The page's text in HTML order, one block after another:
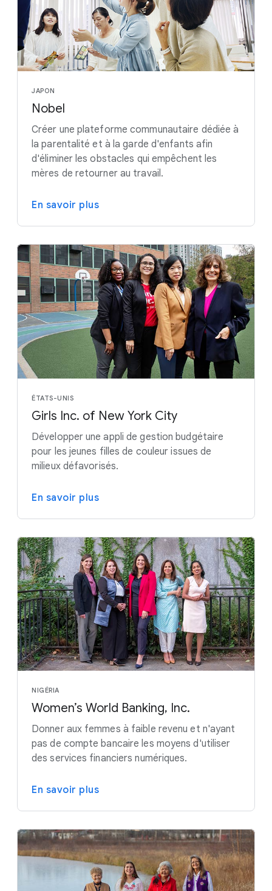
JAPON
Nobel
Créer une plateforme communautaire dédiée à
la parentalité et à la garde d'enfants afin
d'éliminer les obstacles qui empêchent les
mères de retourner au travail.
En savoir plus
ÉTATS-UNIS
Girls Inc. of New York City
Développer une appli de gestion budgétaire
pour les jeunes filles de couleur issues de
milieux défavorisés.
En savoir plus
NIGÉRIA
Women’s World Banking, Inc.
Donner aux femmes à faible revenu et n'ayant
pas de compte bancaire les moyens d'utiliser
des services financiers numériques.
En savoir plus